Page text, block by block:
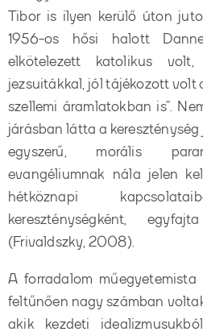
Tibor is ilyen kerülő úton
1956-os hősi halott
elkötelezett katolikus
jezsuitákkal, jól tájékozott
szellemi áramlatokban is”.
járásban látta a
egyszerű, morális
evangéliumnak nála jelen
hétköznapi
kereszténységként,
(Frivaldszky, 2008).
A forradalom
feltűnően nagy számban
akik kezdeti